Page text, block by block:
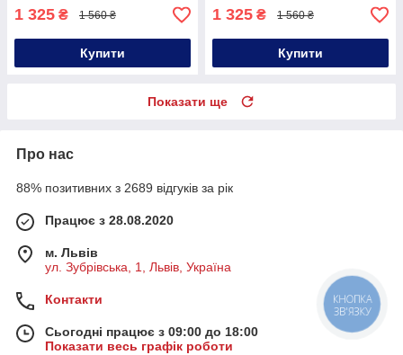
1 325 ₴ 1 560 ₴
Купити
1 325 ₴ 1 560 ₴
Купити
Показати ще
Про нас
88% позитивних з 2689 відгуків за рік
Працює з 28.08.2020
м. Львів
ул. Зубрівська, 1, Львів, Україна
Контакти
Сьогодні працює з 09:00 до 18:00
Показати весь графік роботи
КНОПКА
ЗВ'ЯЗКУ